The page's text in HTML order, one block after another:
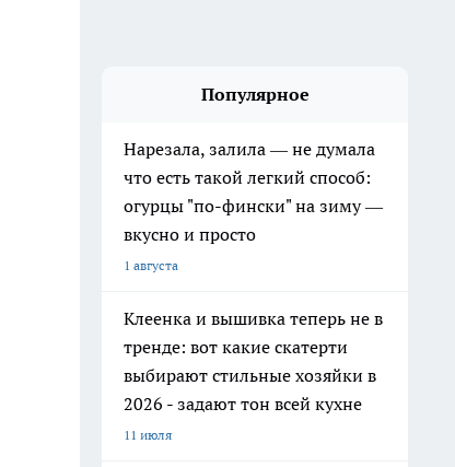
Популярное
Нарезала, залила — не думала
что есть такой легкий способ:
огурцы "по-фински" на зиму —
вкусно и просто
1 августа
Клеенка и вышивка теперь не в
тренде: вот какие скатерти
выбирают стильные хозяйки в
2026 - задают тон всей кухне
11 июля